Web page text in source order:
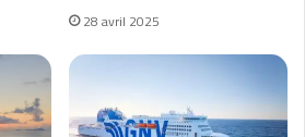
28 avril 2025